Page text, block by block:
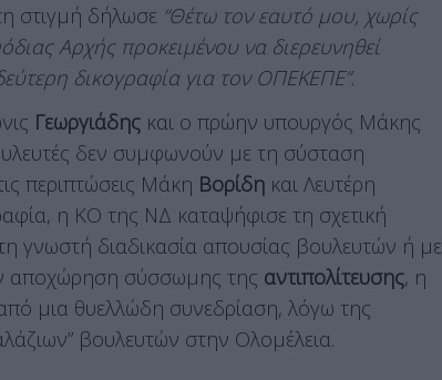
στιγμή δήλωσε “Θέτω τον εαυτό μου, χωρίς
Αρχής προκειμένου να διερευνηθεί
δικογραφία για τον ΟΠΕΚΕΠΕ”.
Γεωργιάδης και ο πρώην υπουργός Μάκης
δεν συμφωνούν με τη σύσταση
περιπτώσεις Μάκη Βορίδη και Λευτέρη
η ΚΟ της ΝΔ καταψήφισε τη σχετική
γνωστή διαδικασία απουσίας βουλευτών ή με
αποχώρηση σύσσωμης της αντιπολίτευσης, η
μια θυελλώδη συνεδρίαση, λόγω της
βουλευτών στην Ολομέλεια.